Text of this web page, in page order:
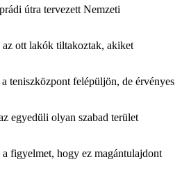
útra tervezett Nemzeti
az ott lakók tiltakoztak, akiket
teniszközpont felépüljön, de érvényes
egyedüli olyan szabad terület
figyelmet, hogy ez magántulajdont